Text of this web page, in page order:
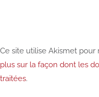
Ce site utilise Akismet pour
plus sur la façon dont les
traitées.